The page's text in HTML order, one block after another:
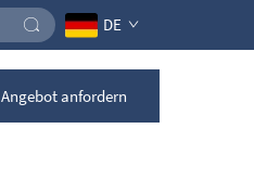
DE
Angebot anfordern